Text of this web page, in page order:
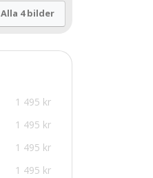
Alla 4 bilder
1 495 kr
1 495 kr
1 495 kr
1 495 kr